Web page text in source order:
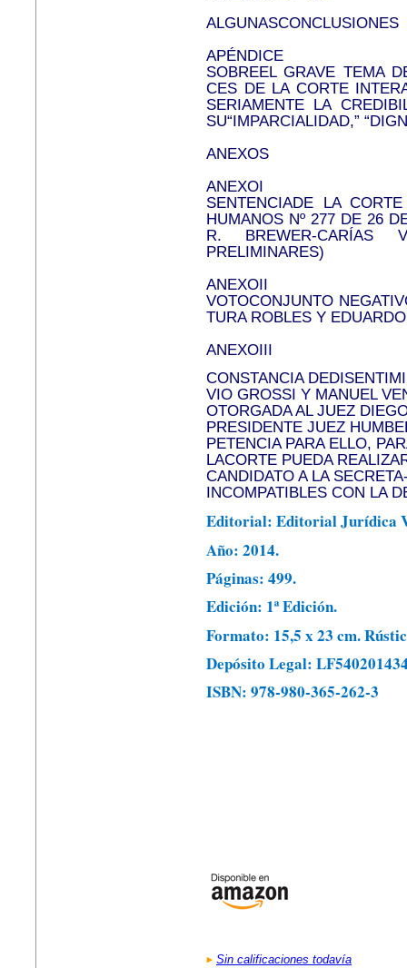
ALGUNASCONCLUSIONES
APÉNDICE
SOBREEL GRAVE TEMA
CES DE LA CORTE
SERIAMENTE LA
SU“IMPARCIALIDAD,”
ANEXOS
ANEXOI
SENTENCIADE LA
HUMANOS Nº 277 DE 26
R. BREWER-CARÍAS
PRELIMINARES)
ANEXOII
VOTOCONJUNTO
TURA ROBLES Y
ANEXOIII
CONSTANCIA
VIO GROSSI Y MANUEL
OTORGADA AL JUEZ
PRESIDENTE JUEZ
PETENCIA PARA ELLO,
LACORTE PUEDA
CANDIDATO A LA
INCOMPATIBLES CON LA
Editorial: Editorial Jurídica
Año: 2014.
Páginas: 499.
Edición: 1ª Edición.
Formato: 15,5 x 23 cm.
Depósito Legal:
ISBN: 978-980-365-262-3
Sin calificaciones todavía